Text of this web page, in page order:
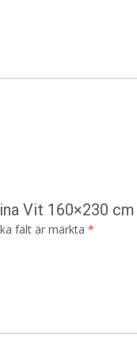
Vit 160×230
fält är märkta *